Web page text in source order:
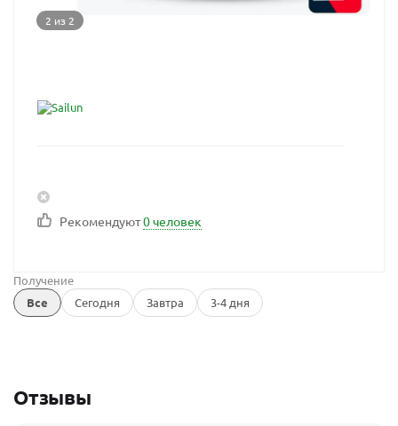
2 из 2
Рекомендуют0 человек
Получение
Все
Сегодня Завтра 3-4 дня
Отзывы